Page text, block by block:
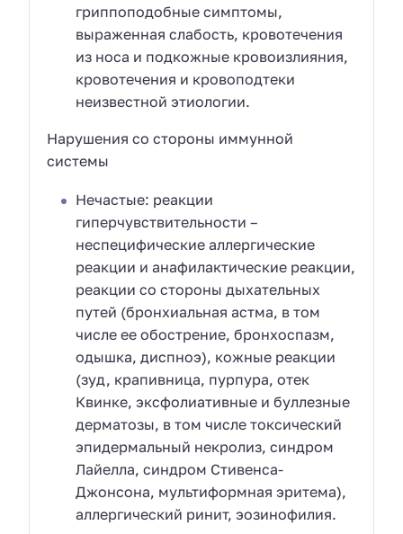
гриппоподобные симптомы,
выраженная слабость, кровотечения
из носа и подкожные кровоизлияния,
кровотечения и кровоподтеки
неизвестной этиологии.
Нарушения со стороны иммунной
системы
Нечастые: реакции
гиперчувствительности –
неспецифические аллергические
реакции и анафилактические реакции,
реакции со стороны дыхательных
путей (бронхиальная астма, в том
числе ее обострение, бронхоспазм,
одышка, диспноэ), кожные реакции
(зуд, крапивница, пурпура, отек
Квинке, эксфолиативные и буллезные
дерматозы, в том числе токсический
эпидермальный некролиз, синдром
Лайелла, синдром Стивенса-
Джонсона, мультиформная эритема),
аллергический ринит, эозинофилия.